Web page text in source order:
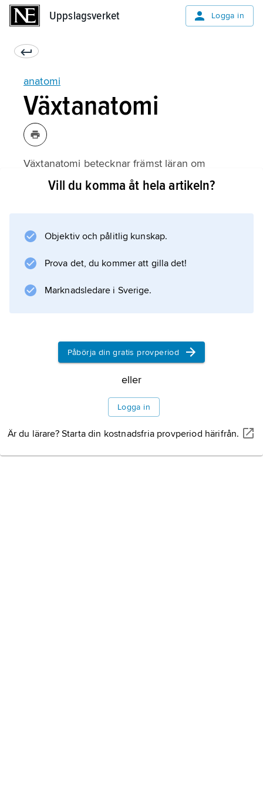
Uppslagsverket Logga in
anatomi
Växtanatomi
Växtanatomi betecknar främst läran om
växternas inre mikroskopiska byggnad,
morfologin har betydelse främst för
systematiken, anatomin för förståelsen av
ontogenetisk växtanatomi
Information om artikeln
Vill du komma åt hela artikeln?
Objektiv och pålitlig kunskap.
Prova det, du kommer att gilla det!
Marknadsledare i Sverige.
Påbörja din gratis provperiod
eller
Logga in
Är du lärare? Starta din kostnadsfria provperiod härifrån.